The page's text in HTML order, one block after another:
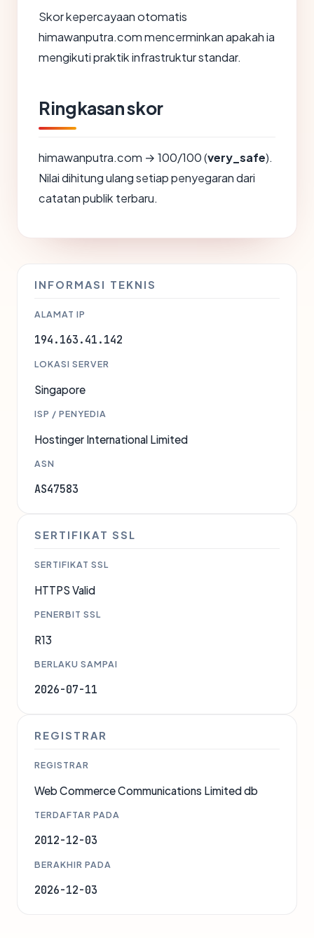
Skor kepercayaan otomatis
himawanputra.com mencerminkan apakah ia
mengikuti praktik infrastruktur standar.
Ringkasan skor
himawanputra.com → 100/100 (very_safe).
Nilai dihitung ulang setiap penyegaran dari
catatan publik terbaru.
INFORMASI TEKNIS
ALAMAT IP
194.163.41.142
LOKASI SERVER
Singapore
ISP / PENYEDIA
Hostinger International Limited
ASN
AS47583
SERTIFIKAT SSL
SERTIFIKAT SSL
HTTPS Valid
PENERBIT SSL
R13
BERLAKU SAMPAI
2026-07-11
REGISTRAR
REGISTRAR
Web Commerce Communications Limited db
TERDAFTAR PADA
2012-12-03
BERAKHIR PADA
2026-12-03